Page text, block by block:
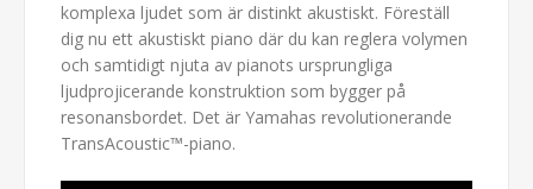
komplexa ljudet som är distinkt akustiskt. Föreställ
dig nu ett akustiskt piano där du kan reglera volymen
och samtidigt njuta av pianots ursprungliga
ljudprojicerande konstruktion som bygger på
resonansbordet. Det är Yamahas revolutionerande
TransAcoustic™-piano.